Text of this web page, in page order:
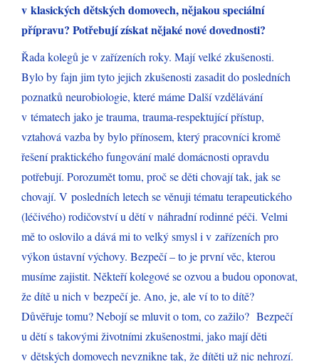
v klasických dětských domovech, nějakou speciální
přípravu? Potřebují získat nějaké nové dovednosti?
Řada kolegů je v zařízeních roky. Mají velké zkušenosti.
Bylo by fajn jim tyto jejich zkušenosti zasadit do posledních
poznatků neurobiologie, které máme Další vzdělávání
v tématech jako je trauma, trauma-respektující přístup,
vztahová vazba by bylo přínosem, který pracovníci kromě
řešení praktického fungování malé domácnosti opravdu
potřebují. Porozumět tomu, proč se děti chovají tak, jak se
chovají. V posledních letech se věnuji tématu terapeutického
(léčivého) rodičovství u dětí v náhradní rodinné péči. Velmi
mě to oslovilo a dává mi to velký smysl i v zařízeních pro
výkon ústavní výchovy. Bezpečí – to je první věc, kterou
musíme zajistit. Někteří kolegové se ozvou a budou oponovat,
že dítě u nich v bezpečí je. Ano, je, ale ví to to dítě?
Důvěřuje tomu? Nebojí se mluvit o tom, co zažilo? Bezpečí
u dětí s takovými životními zkušenostmi, jako mají děti
v dětských domovech nevznikne tak, že dítěti už nic nehrozí.